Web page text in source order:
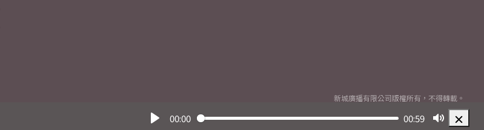
00:00 00:59
新城廣播有限公司版權所有，不得轉載。
2026© Metro Broadcast Corporation Limited. All rights reserved.